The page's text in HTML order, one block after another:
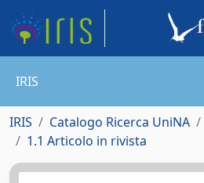
IRIS
IRIS Catalogo Ricerca UniNA
1.1 Articolo in rivista